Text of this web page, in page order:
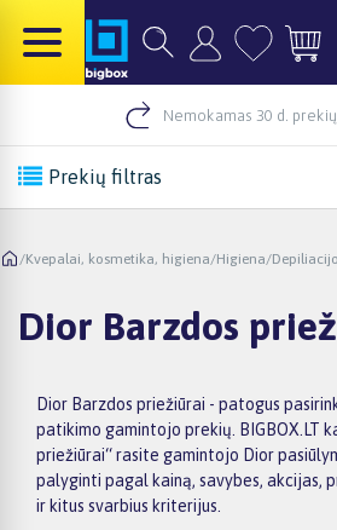
Nemokamas 30 d.
Prekių filtras
/Kvepalai, kosmetika, higiena/Higiena/
Dior Barzdos
Dior Barzdos priežiūrai - patogus
patikimo gamintojo prekių. BIGBOX.LT
priežiūrai“ rasite gamintojo Dior
palyginti pagal kainą, savybes, akcijas,
ir kitus svarbius kriterijus.